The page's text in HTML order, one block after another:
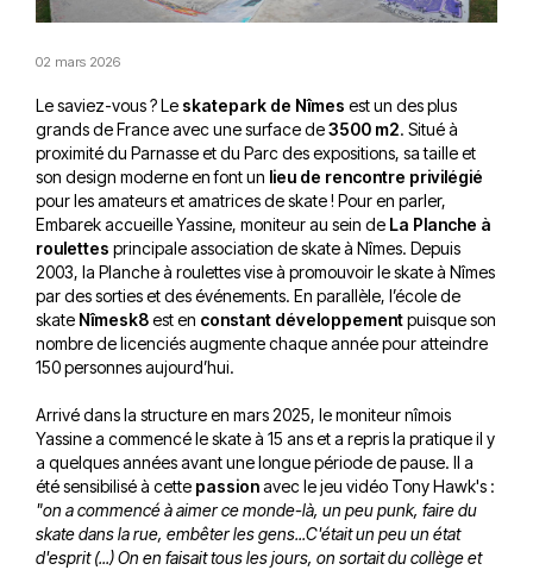
02 mars 2026
Le saviez-vous ? Le skatepark de Nîmes est un des plus
grands de France avec une surface de3500 m2. Situé à
proximité du Parnasse et du Parc des expositions, sa taille et
son design moderne en font un lieu de rencontre privilégié
pour les amateurs et amatrices de skate ! Pour en parler,
Embarek accueille Yassine, moniteur au sein de La Planche à
roulettes principale association de skate à Nîmes. Depuis
2003, la Planche à roulettes vise à promouvoir le skate à Nîmes
par des sorties et des événements. En parallèle, l’école de
skate Nîmesk8est en constant développementpuisque son
nombre de licenciés augmente chaque année pour atteindre
150 personnes aujourd’hui.
Arrivé dans la structure en mars 2025, le moniteur nîmois
Yassine a commencé le skate à 15 ans et a repris la pratique il y
a quelques années avant une longue période de pause. Il a
été sensibilisé à cette passionavec le jeu vidéo Tony Hawk's :
"on a commencé à aimer ce monde-là, un peu punk, faire du
skate dans la rue, embêter les gens...C'était un peu un état
d'esprit (...) On en faisait tous les jours, on sortait du collège et